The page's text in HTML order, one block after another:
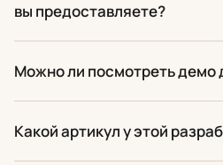
вы предоставляете?
Можно ли посмотреть демо
Какой артикул у этой